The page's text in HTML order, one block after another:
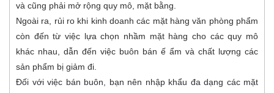
và cũng phải mở rộng quy mô, mặt bằng.
Ngoài ra, rủi ro khi kinh doanh các mặt hàng văn phòng phẩm
còn đến từ việc lựa chọn nhầm mặt hàng cho các quy mô
khác nhau, dẫn đến việc buôn bán ế ẩm và chất lượng các
sản phẩm bị giảm đi.
Đối với việc bán buôn, bạn nên nhập khẩu đa dạng các mặt